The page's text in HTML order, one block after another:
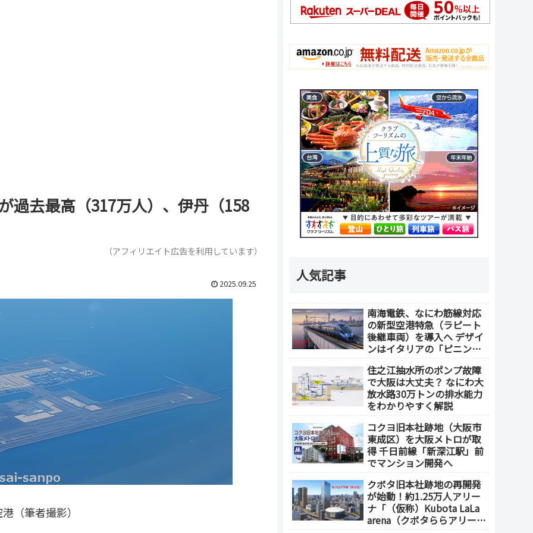
過去最高（317万人）、伊丹（158
（アフィリエイト広告を利用しています）
2025.09.25
（筆者撮影）
人気記事
南海電鉄、なにわ筋線対応
の新型空港特急（ラピート
後継車両）を導入へ デザイ
ンはイタリアの「ピニンフ
住之江抽水所のポンプ故障
で大阪は大丈夫？ なにわ大
放水路30万トンの排水能力
をわかりやすく解説
コクヨ旧本社跡地（大阪市
東成区）を大阪メトロが取
得 千日前線「新深江駅」前
でマンション開発へ
クボタ旧本社跡地の再開発
が始動！約1.25万人アリー
ナ「（仮称）Kubota LaLa
arena（クボタららアリー